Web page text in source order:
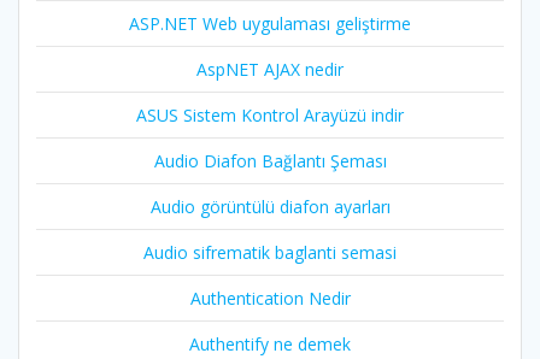
ASP.NET Web uygulaması geliştirme
AspNET AJAX nedir
ASUS Sistem Kontrol Arayüzü indir
Audio Diafon Bağlantı Şeması
Audio görüntülü diafon ayarları
Audio sifrematik baglanti semasi
Authentication Nedir
Authentify ne demek